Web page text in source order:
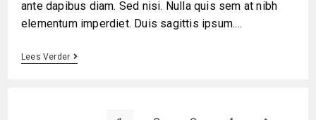
ante dapibus diam. Sed nisi. Nulla quis sem at nibh
elementum imperdiet. Duis sagittis ipsum.…
Lees Verder